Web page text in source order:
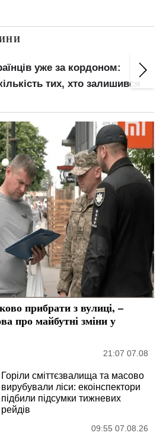
уже за кордоном:
тих, хто залишився
прибрати з вулиці, –
про майбутні зміни у
21:07 07.08
Горіли сміттєзвалища та масово
вирубували ліси: екоінспектори
підбили підсумки тижневих
рейдів
09:55 07.08.26